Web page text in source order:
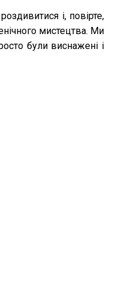
і, повірте,
мистецтва. Ми
були виснажені і